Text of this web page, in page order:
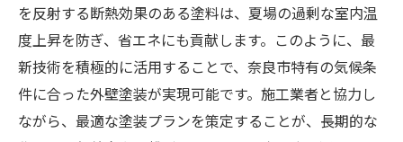
を反射する断熱効果のある塗料は、夏場の過剰な室内温
度上昇を防ぎ、省エネにも貢献します。このように、最
新技術を積極的に活用することで、奈良市特有の気候条
件に合った外壁塗装が実現可能です。施工業者と協力し
ながら、最適な塗装プランを策定することが、長期的な